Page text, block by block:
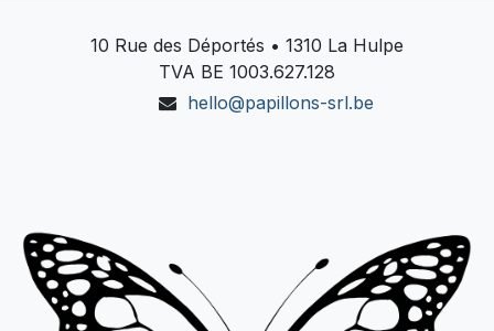
10 Rue des Déportés • 1310 La Hulpe
TVA BE 1003.627.128
hello@papillons-srl.be